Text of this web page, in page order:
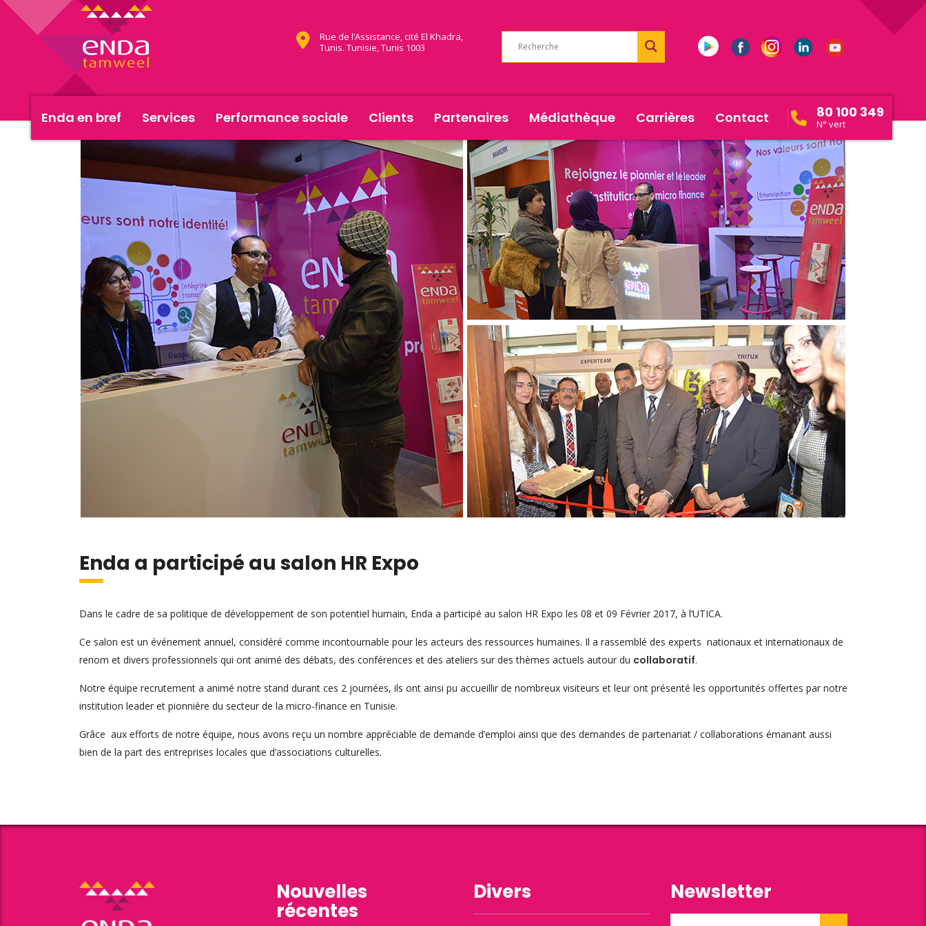
Rue de l’Assistance, cité El Khadra,
Tunis. Tunisie, Tunis 1003
Enda en bref Services Performance sociale Clients Partenaires Médiathèque Carrières Contact 80 100 349
N° vert
Enda a participé au salon HR Expo
Dans le cadre de sa politique de développement de son potentiel humain, Enda a participé au salon HR Expo les 08 et 09 Février 2017, à l’UTICA.
Ce salon est un événement annuel, considéré comme incontournable pour les acteurs des ressources humaines. Il a rassemblé des experts nationaux et internationaux de
renom et divers professionnels qui ont animé des débats, des conférences et des ateliers sur des thèmes actuels autour du collaboratif.
Notre équipe recrutement a animé notre stand durant ces 2 journées, ils ont ainsi pu accueillir de nombreux visiteurs et leur ont présenté les opportunités offertes par notre
institution leader et pionnière du secteur de la micro-finance en Tunisie.
Grâce aux efforts de notre équipe, nous avons reçu un nombre appréciable de demande d’emploi ainsi que des demandes de partenariat / collaborations émanant aussi
bien de la part des entreprises locales que d’associations culturelles.
Nouvelles
récentes
Divers Newsletter